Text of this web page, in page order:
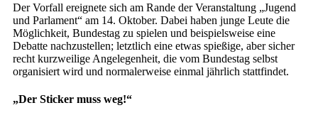
Der Vorfall ereignete sich am Rande der Veranstaltung „Jugend
und Parlament“ am 14. Oktober. Dabei haben junge Leute die
Möglichkeit, Bundestag zu spielen und beispielsweise eine
Debatte nachzustellen; letztlich eine etwas spießige, aber sicher
recht kurzweilige Angelegenheit, die vom Bundestag selbst
organisiert wird und normalerweise einmal jährlich stattfindet.
„Der Sticker muss weg!“